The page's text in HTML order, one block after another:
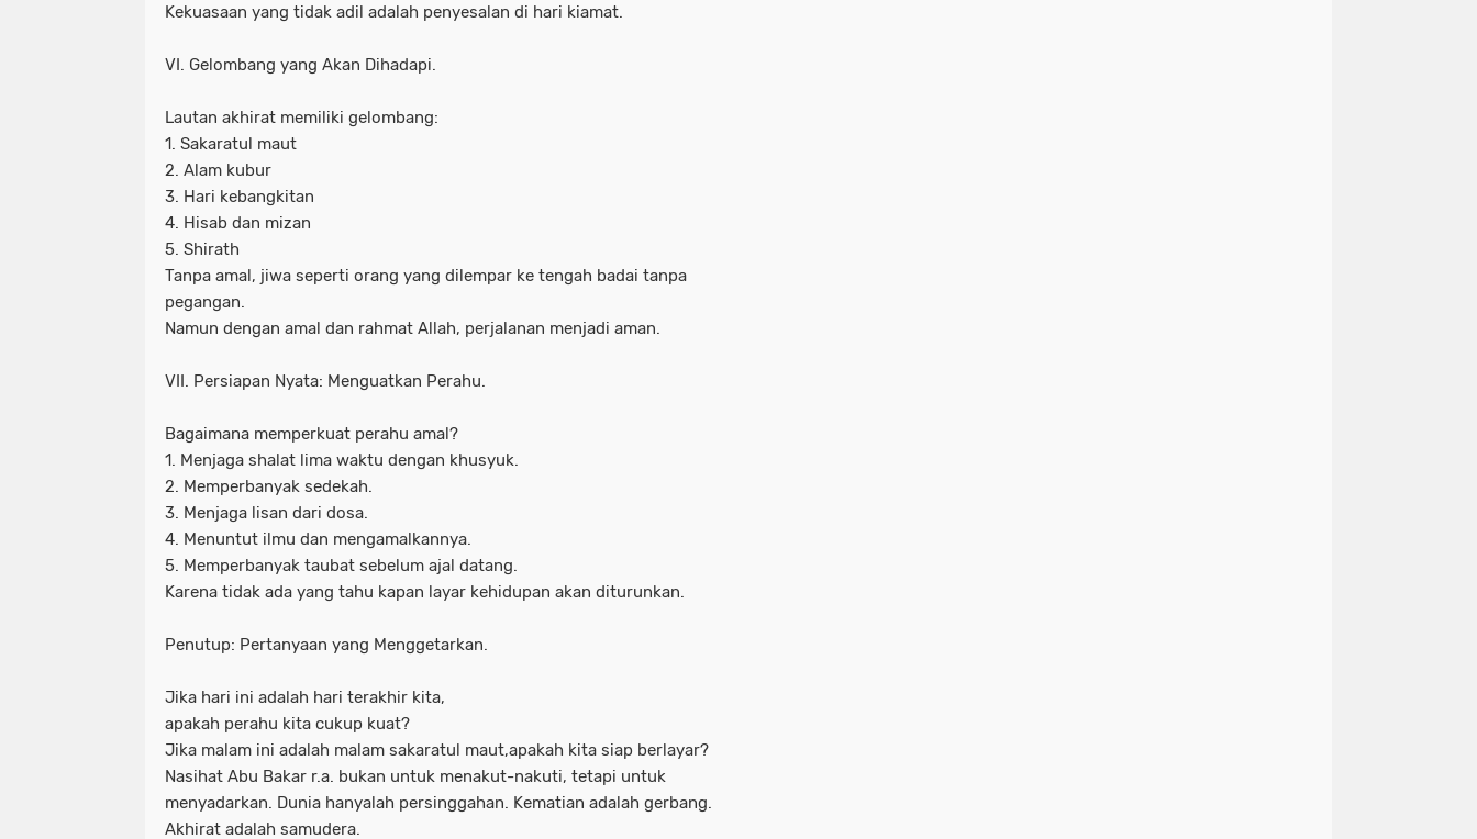
Kekuasaan yang tidak adil adalah penyesalan di hari kiamat.
VI. Gelombang yang Akan Dihadapi.
Lautan akhirat memiliki gelombang:
1. Sakaratul maut
2. Alam kubur
3. Hari kebangkitan
4. Hisab dan mizan
5. Shirath
Tanpa amal, jiwa seperti orang yang dilempar ke tengah badai tanpa
pegangan.
Namun dengan amal dan rahmat Allah, perjalanan menjadi aman.
VII. Persiapan Nyata: Menguatkan Perahu.
Bagaimana memperkuat perahu amal?
1. Menjaga shalat lima waktu dengan khusyuk.
2. Memperbanyak sedekah.
3. Menjaga lisan dari dosa.
4. Menuntut ilmu dan mengamalkannya.
5. Memperbanyak taubat sebelum ajal datang.
Karena tidak ada yang tahu kapan layar kehidupan akan diturunkan.
Penutup: Pertanyaan yang Menggetarkan.
Jika hari ini adalah hari terakhir kita,
apakah perahu kita cukup kuat?
Jika malam ini adalah malam sakaratul maut,apakah kita siap berlayar?
Nasihat Abu Bakar r.a. bukan untuk menakut-nakuti, tetapi untuk
menyadarkan. Dunia hanyalah persinggahan. Kematian adalah gerbang.
Akhirat adalah samudera.